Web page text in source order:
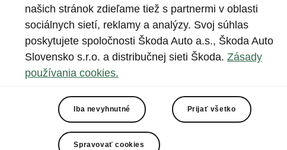
Nová Fabia
schránku s
počasia.
odvádzaná
bez obáv
našich stránok zdieľame tiež s partnermi v oblasti
sociálnych sietí, reklamy a analýzy. Svoj súhlas
poskytujete spoločnosti Škoda Auto a.s., Škoda Auto
Slovensko s.r.o. a distribučnej sieti Škoda. Zásady
používania cookies.
Iba nevyhnutné Prijať všetko
Spravovať cookies